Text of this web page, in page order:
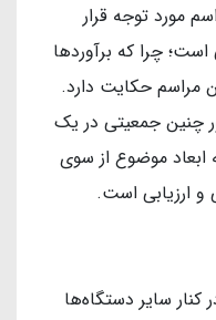
مورد توجه قرار
چرا که برآوردها
نفر در این مراسم حکایت دارد.
چنین جمعیتی در یک
موضوع از سوی
ارزیابی است.
کنار سایر دستگاه‌ها